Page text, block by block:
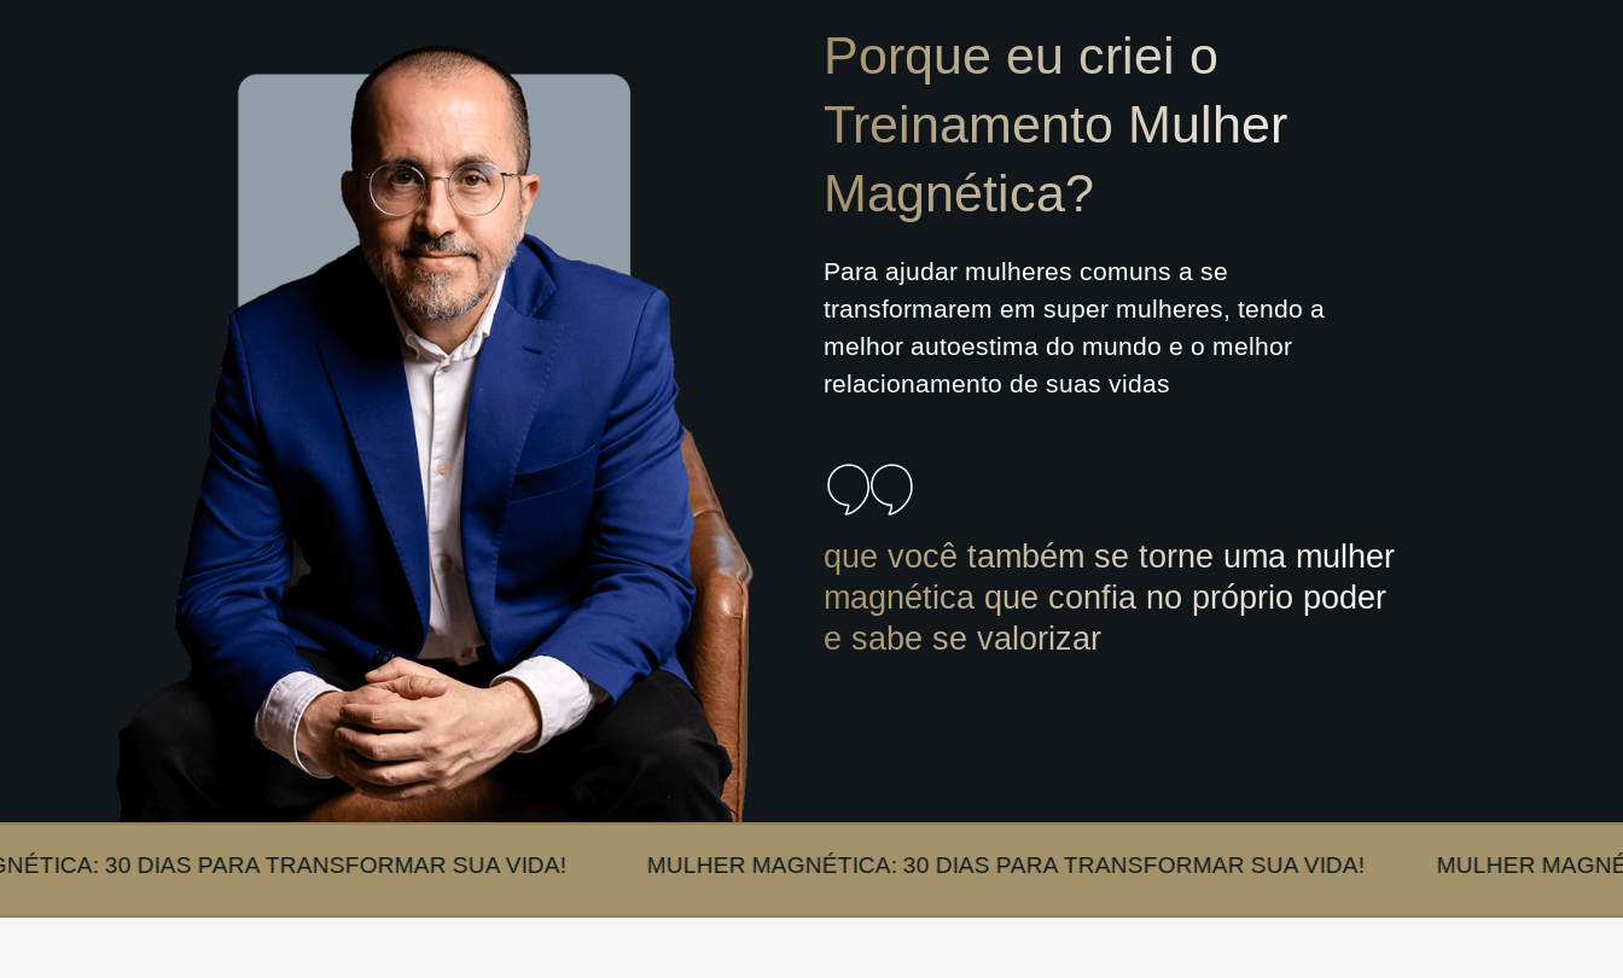
Porque eu criei o
Treinamento Mulher
Magnética?
Para ajudar mulheres comuns a se
transformarem em super mulheres, tendo a
melhor autoestima do mundo e o melhor
relacionamento de suas vidas
que você também se torne uma mulher
magnética que confia no próprio poder
e sabe se valorizar
PARA TRANSFORMAR SUA VIDA! MULHER MAGNÉTICA: 30 DIAS PARA TRANSFORMAR SUA VIDA! MULHER MAGNÉTICA: 30